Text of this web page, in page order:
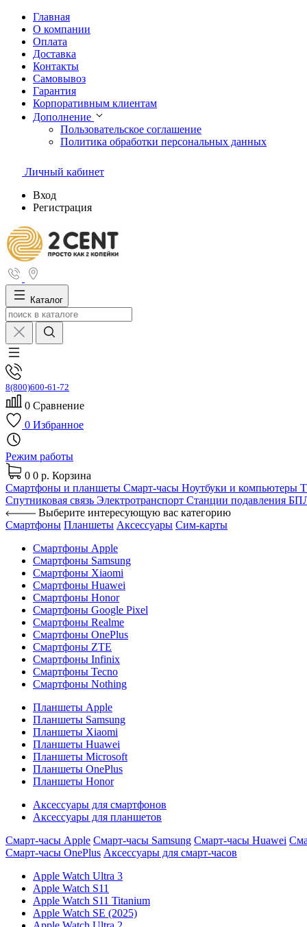
Главная
О компании
Оплата
Доставка
Контакты
Самовывоз
Гарантия
Корпоративным клиентам
Дополнение
Пользовательское соглашение
Политика обработки персональных данных
Личный кабинет
Вход
Регистрация
Каталог
8(800)600-61-72
0 Сравнение
0 Избранное
Режим работы
0 0 р. Корзина
Смартфоны и планшеты Смарт-часы Ноутбуки и компьютеры
Спутниковая связь Электротранспорт Станции подавления
Выберите интересующую вас категорию
Смартфоны Планшеты Аксессуары Сим-карты
Смартфоны Apple
Смартфоны Samsung
Смартфоны Xiaomi
Смартфоны Huawei
Смартфоны Honor
Смартфоны Google Pixel
Смартфоны Realme
Смартфоны OnePlus
Смартфоны ZTE
Смартфоны Infinix
Смартфоны Tecno
Смартфоны Nothing
Планшеты Apple
Планшеты Samsung
Планшеты Xiaomi
Планшеты Huawei
Планшеты Microsoft
Планшеты OnePlus
Планшеты Honor
Аксессуары для смартфонов
Аксессуары для планшетов
Смарт-часы Apple Смарт-часы Samsung Смарт-часы Huawei
Смарт-часы OnePlus Аксессуары для смарт-часов
Apple Watch Ultra 3
Apple Watch S11
Apple Watch S11 Titanium
Apple Watch SE (2025)